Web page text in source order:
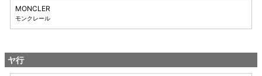
MONCLER
モンクレール
ヤ行